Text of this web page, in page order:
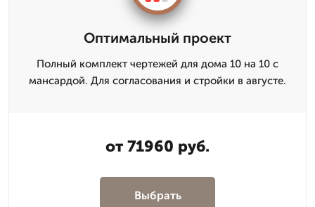
Оптимальный проект
Полный комплект чертежей для дома 10 на 10 с
мансардой. Для согласования и стройки в августе.
от 71960 руб.
Выбрать